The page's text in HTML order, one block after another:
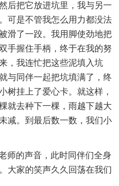
后把它放进坑里，我与另一
可是不管我怎么用力都没法
滑了一跤。我用脚使劲地把
手握住手柄，终于在我的努
，我连忙把这些泥填入坑
与同伴一起把坑填满了，终
树挂上了爱心卡。就这样，
就去种下一棵，雨越下越大
减。到最后数一数，我们小
师的声音，此时同伴们全身
大家的笑声久久回荡在我们